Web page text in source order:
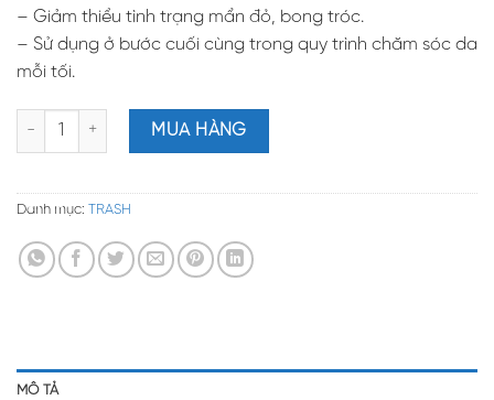
– Giảm thiểu tình trạng mẩn đỏ, bong tróc.
– Sử dụng ở bước cuối cùng trong quy trình chăm sóc da
mỗi tối.
CLEAR OIL – FREE MOISTURIZER / Kem đêm không chứa dầu
MUA HÀNG
Danh mục: TRASH
MÔ TẢ